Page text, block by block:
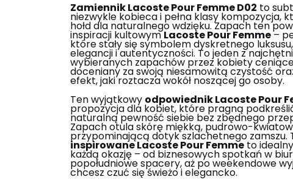
Zamiennik Lacoste Pour Femme D02 to
niezwykle kobieca i pełna klasy kompozycja,
hołd dla naturalnego wdzięku. Zapach ten
inspiracji kultowymLacoste Pour Femme–
które stały się symbolem dyskretnego
elegancji i autentyczności. To jeden z
wybieranych zapachów przez kobiety
doceniany za swoją niesamowitą czystość
efekt, jaki roztacza wokół noszącej go osoby.
Ten wyjątkowy odpowiednik Lacoste Pour
propozycja dla kobiet, które pragną
naturalną pewność siebie bez zbędnego
Zapach otula skórę miękką, pudrowo-
przypominającą dotyk szlachetnego zamszu.
inspirowane Lacoste Pour Femmeto
każdą okazję – od biznesowych spotkań w
popołudniowe spacery, aż po weekendowe
chcesz czuć się świeżo i elegancko.